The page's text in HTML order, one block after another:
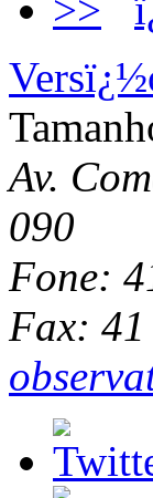
>>
Av.
090
Fone:
Fax: